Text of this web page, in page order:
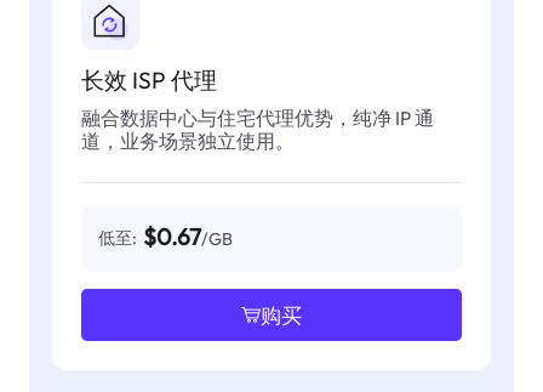
长效 ISP 代理
融合数据中心与住宅代理优势，纯净 IP 通
道，业务场景独立使用。
低至: $0.67/GB
购买